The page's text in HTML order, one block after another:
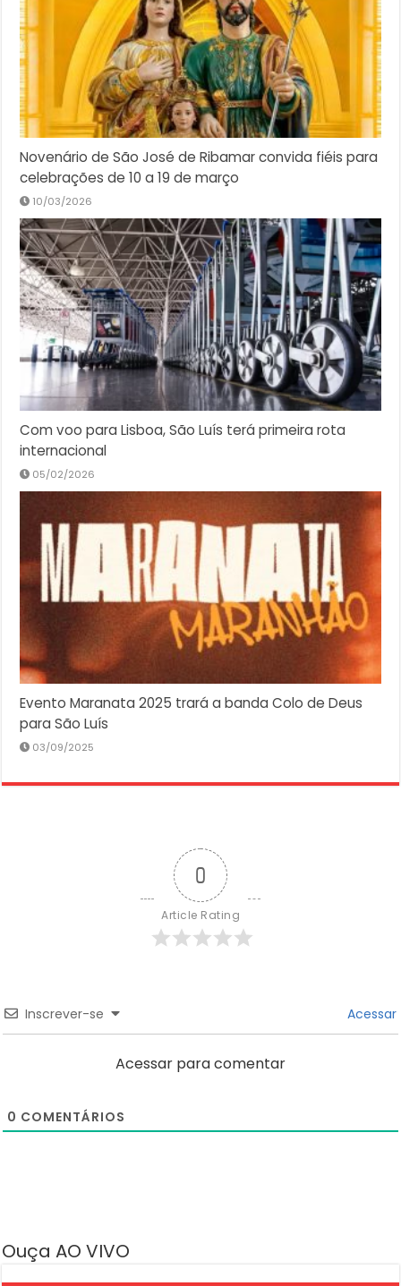
Novenário de São José de Ribamar convida fiéis para
celebrações de 10 a 19 de março
10/03/2026
Com voo para Lisboa, São Luís terá primeira rota
internacional
05/02/2026
Evento Maranata 2025 trará a banda Colo de Deus
para São Luís
03/09/2025
0
Article Rating
Inscrever-se Acessar
Acessar para comentar
0 COMENTÁRIOS
Ouça AO VIVO